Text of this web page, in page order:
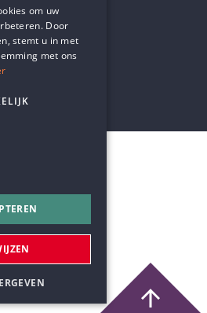
websites
DUTCH
om uw
Door
stemt u in met
met ons